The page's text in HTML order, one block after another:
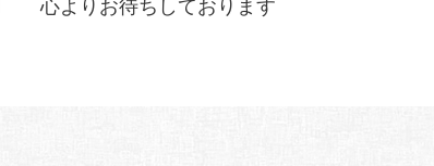
心よりお待ちしております